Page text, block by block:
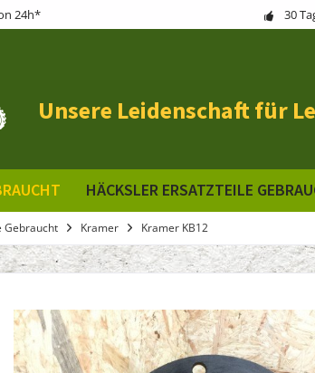
24h* 30
Unsere Leidenschaft für
HÄCKSLER ERSATZTEILE
Gebraucht Kramer Kramer KB12